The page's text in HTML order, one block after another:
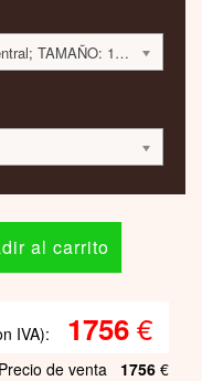
TIPO: Para sistema de calefacción central; TAMAÑO: 1802x391x65 mm; 994 VATIOS; 1757 EUR
IVA): 1756€
Precio de venta 1756 €